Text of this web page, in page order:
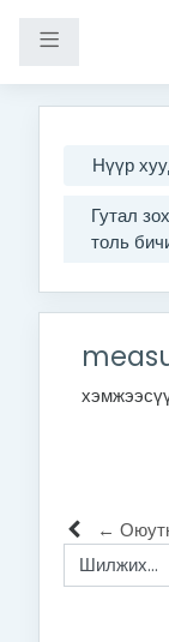
Хажуугийн
Нүүр
Гутал
толь
←
Шилжих...